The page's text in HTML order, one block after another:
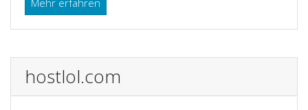
Mehr erfahren
hostlol.com